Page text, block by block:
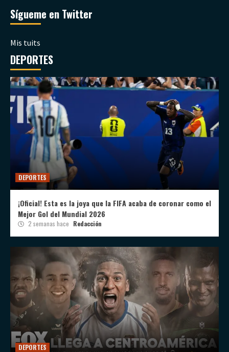
Sígueme en Twitter
Mis tuits
DEPORTES
DEPORTES
¡Oficial! Esta es la joya que la FIFA acaba de coronar como el
Mejor Gol del Mundial 2026
2 semanas hace Redacción
DEPORTES